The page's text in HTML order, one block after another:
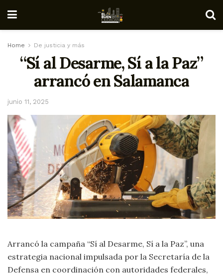
Home De justicia y más
“Sí al Desarme, Sí a la Paz”
arrancó en Salamanca
junio 11, 2025
Arrancó la campaña “Sí al Desarme, Sí a la Paz”, una
estrategia nacional impulsada por la Secretaría de la
Defensa en coordinación con autoridades federales,